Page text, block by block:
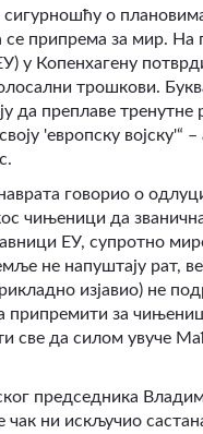
о
се припрема за мир.
у Копенхагену
трошкови.
да преплаве
'европску војску'“ –
говорио о
чињеници да
ЕУ, супротно
не напуштају рат,
изјавио) не
за
све да силом увуче
председника
чак ни искључио